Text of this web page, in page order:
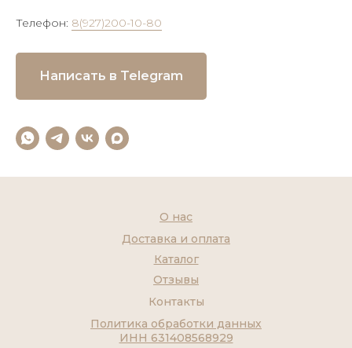
Телефон: 8(927)200-10-80
Написать в Telegram
Контакты
Каталог
О нас
Доставка и оплата
Отзывы
Политика обработки данных
ИНН 631408568929